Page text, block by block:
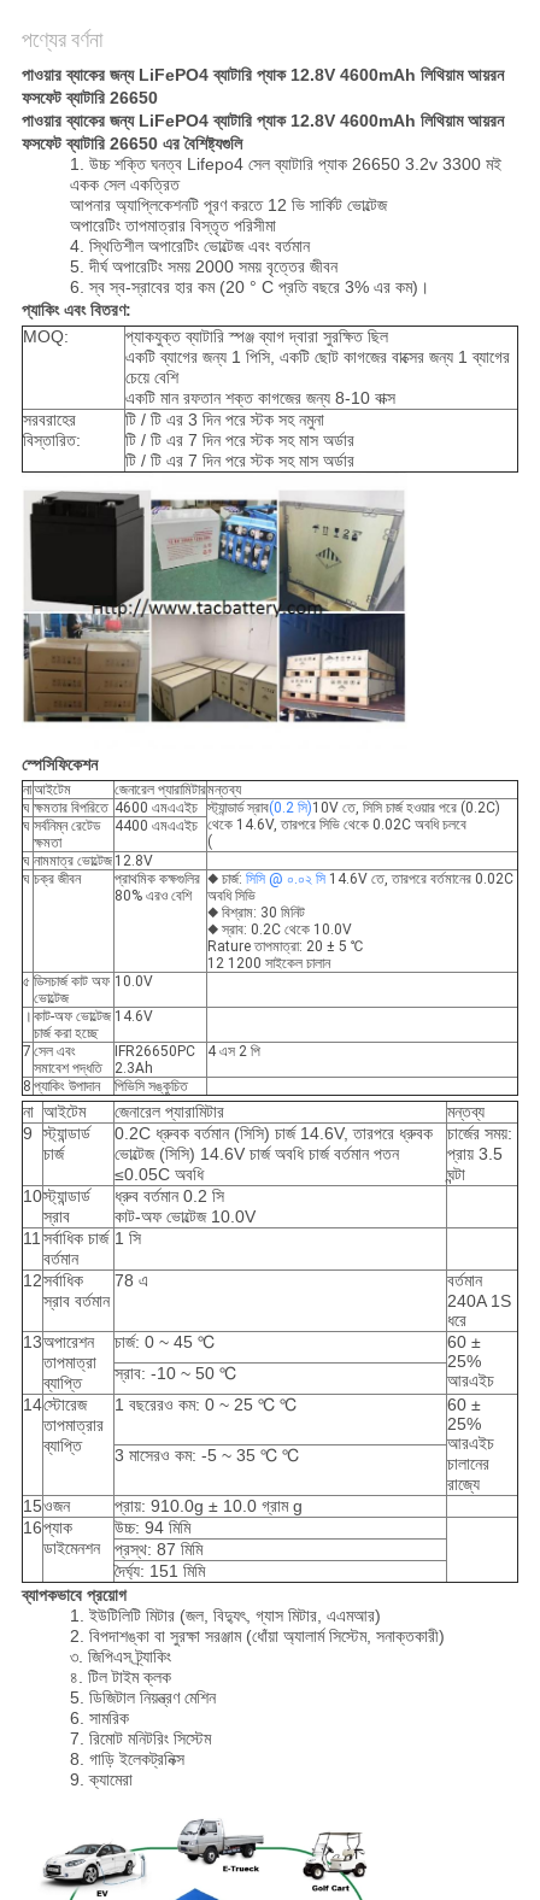
পণ্যের বর্ণনা
পাওয়ার ব্যাকের জন্য LiFePO4 ব্যাটারি প্যাক 12.8V 4600mAh লিথিয়াম আয়রন
ফসফেট ব্যাটারি 26650
পাওয়ার ব্যাকের জন্য LiFePO4 ব্যাটারি প্যাক 12.8V 4600mAh লিথিয়াম আয়রন
ফসফেট ব্যাটারি 26650 এর বৈশিষ্ট্যগুলি
1. উচ্চ শক্তি ঘনত্ব Lifepo4 সেল ব্যাটারি প্যাক 26650 3.2v 3300 মই
একক সেল একত্রিত
আপনার অ্যাপ্লিকেশনটি পূরণ করতে 12 ভি সার্কিট ভোল্টেজ
অপারেটিং তাপমাত্রার বিস্তৃত পরিসীমা
4. স্থিতিশীল অপারেটিং ভোল্টেজ এবং বর্তমান
5. দীর্ঘ অপারেটিং সময় 2000 সময় বৃত্তের জীবন
6. স্ব স্ব-স্রাবের হার কম (20 ° C প্রতি বছরে 3% এর কম)।
প্যাকিং এবং বিতরণ:
MOQ:
প্যাকযুক্ত ব্যাটারি স্পঞ্জ ব্যাগ দ্বারা সুরক্ষিত ছিল
একটি ব্যাগের জন্য 1 পিসি, একটি ছোট কাগজের বাক্সের জন্য 1 ব্যাগের
চেয়ে বেশি
একটি মান রফতান শক্ত কাগজের জন্য 8-10 বাক্স
সরবরাহের
বিস্তারিত:
টি / টি এর 3 দিন পরে স্টক সহ নমুনা
টি / টি এর 7 দিন পরে স্টক সহ মাস অর্ডার
টি / টি এর 7 দিন পরে স্টক সহ মাস অর্ডার
স্পেসিফিকেশন
নাআইটেম জেনারেল প্যারামিটারমন্তব্য
ঘ ক্ষমতার বিপরিতে 4600 এমএএইচ স্ট্যান্ডার্ড স্রাব(0.2 সি)10V তে, সিসি চার্জ হওয়ার পরে (0.2C)
থেকে 14.6V, তারপরে সিভি থেকে 0.02C অবধি চলবে
(
ঘ সর্বনিম্ন রেটেড
ক্ষমতা
4400 এমএএইচ
ঘ নামমাত্র ভোল্টেজ 12.8V
ঘ চক্র জীবন
প্রাথমিক কক্ষগুলির
80% এরও বেশি
◆ চার্জ: সিসি @ ০.০২ সি14.6V তে, তারপরে বর্তমানের 0.02C
অবধি সিভি
◆ বিশ্রাম: 30 মিনিট
◆ স্রাব: 0.2C থেকে 10.0V
Rature তাপমাত্রা: 20 ± 5 ℃
12 1200 সাইকেল চালান
৫ ডিসচার্জ কাট অফ
ভোল্টেজ
10.0V
। কাট-অফ ভোল্টেজ
চার্জ করা হচ্ছে
14.6V
7 সেল এবং
সমাবেশ পদ্ধতি
IFR26650PC
2.3Ah
4 এস 2 পি
8 প্যাকিং উপাদান পিভিসি সঙ্কুচিত
না আইটেম জেনারেল প্যারামিটার
মন্তব্য
9
স্ট্যান্ডার্ড
চার্জ
0.2C ধ্রুবক বর্তমান (সিসি) চার্জ 14.6V, তারপরে ধ্রুবক
ভোল্টেজ (সিসি) 14.6V চার্জ অবধি চার্জ বর্তমান পতন
≤0.05C অবধি
চার্জের সময়:
প্রায় 3.5
ঘন্টা
10স্ট্যান্ডার্ড
স্রাব
ধ্রুব বর্তমান 0.2 সি
কাট-অফ ভোল্টেজ 10.0V
11 সর্বাধিক চার্জ
বর্তমান
1 সি
12সর্বাধিক
স্রাব বর্তমান
78 এ
বর্তমান
240A 1S
ধরে
13অপারেশন
তাপমাত্রা
ব্যাপ্তি
চার্জ: 0 ~ 45 ℃
60 ±
25%
আরএইচ
স্রাব: -10 ~ 50 ℃
14স্টোরেজ
তাপমাত্রার
ব্যাপ্তি
1 বছরেরও কম: 0 ~ 25 ℃ ℃
60 ±
25%
আরএইচ
চালানের
রাজ্যে
3 মাসেরও কম: -5 ~ 35 ℃ ℃
15ওজন
প্রায়: 910.0g ± 10.0 গ্রাম g
16প্যাক
ডাইমেনশন
উচ্চ: 94 মিমি
প্রস্থ: 87 মিমি
দৈর্ঘ্য: 151 মিমি
ব্যাপকভাবে প্রয়োগ
1. ইউটিলিটি মিটার (জল, বিদ্যুৎ, গ্যাস মিটার, এএমআর)
2. বিপদাশঙ্কা বা সুরক্ষা সরঞ্জাম (ধোঁয়া অ্যালার্ম সিস্টেম, সনাক্তকারী)
৩. জিপিএস ট্র্যাকিং
৪. টিল টাইম ক্লক
5. ডিজিটাল নিয়ন্ত্রণ মেশিন
6. সামরিক
7. রিমোট মনিটরিং সিস্টেম
8. গাড়ি ইলেকট্রনিক্স
9. ক্যামেরা